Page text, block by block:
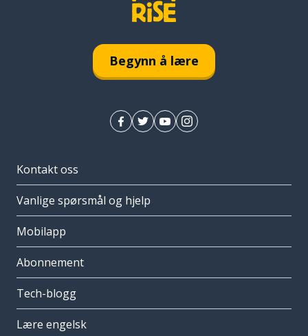
Begynn å lære
Kontakt oss
Vanlige spørsmål og hjelp
Mobilapp
Abonnement
Tech-blogg
Lære engelsk